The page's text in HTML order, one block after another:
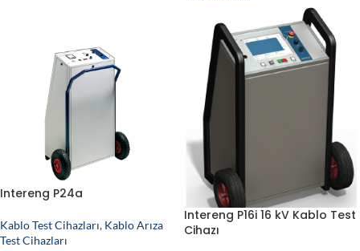
Intereng P24a
Kablo Test Cihazları, Kablo Arıza
Test Cihazları
Intereng P16i 16 kV Kablo Test
Cihazı